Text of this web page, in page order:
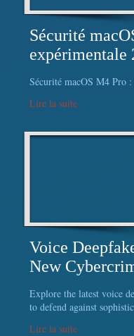
Sécurité
expérimentale
Sécurité macOS M4 Pro
Lire la suite
Voice
New
Explore the latest voice
to defend against
Lire la suite